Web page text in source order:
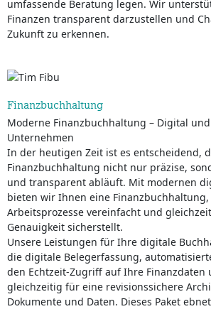
umfassende Beratung legen. Wir
Finanzen transparent darzustellen und
Zukunft zu erkennen.
Finanzbuchhaltung
Moderne Finanzbuchhaltung – Digital
Unternehmen
In der heutigen Zeit ist es entscheidend,
Finanzbuchhaltung nicht nur präzise,
und transparent abläuft. Mit modernen
bieten wir Ihnen eine
Arbeitsprozesse vereinfacht und
Genauigkeit sicherstellt.
Unsere Leistungen für Ihre digitale
die digitale Belegerfassung,
den Echtzeit-Zugriff auf Ihre Finanzdaten
gleichzeitig für eine revisionssichere
Dokumente und Daten. Dieses Paket